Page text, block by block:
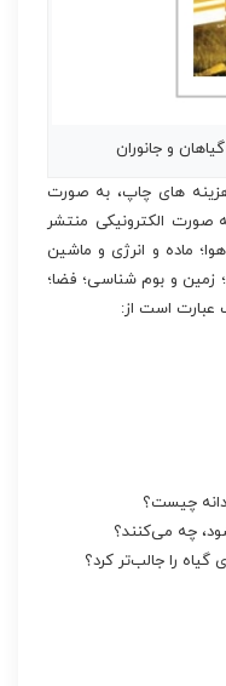
و جانوران
های چاپ، به صورت
صورت الکترونیکی منتشر
ماده و انرژی و ماشین
زمین و بوم شناسی؛ فضا؛
عبارت است از:
دانه چیست؟
چه می‌‌کنند؟
گیاه را جالب‌تر کرد؟